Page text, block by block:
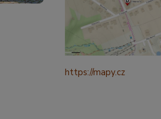
https://mapy.cz